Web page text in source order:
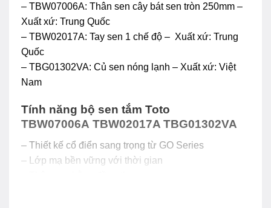
– TBW07006A: Thân sen cây bát sen tròn 250mm –
Xuất xứ: Trung Quốc
– TBW02017A: Tay sen 1 chế độ – Xuất xứ: Trung
Quốc
– TBG01302VA: Củ sen nóng lạnh – Xuất xứ: Việt
Nam
Tính năng bộ sen tắm Toto
TBW07006A TBW02017A TBG01302VA
– Thiết kế cổ điển sang trọng từ GO Series
– Lớp mạ bền vững với thời gian